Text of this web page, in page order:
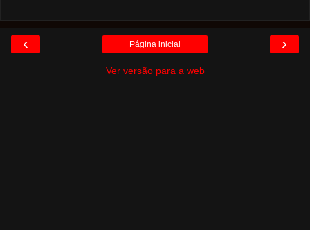
‹ ›
Página inicial
Ver versão para a web